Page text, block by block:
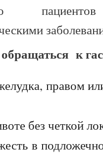
к
правом
без четкой
в